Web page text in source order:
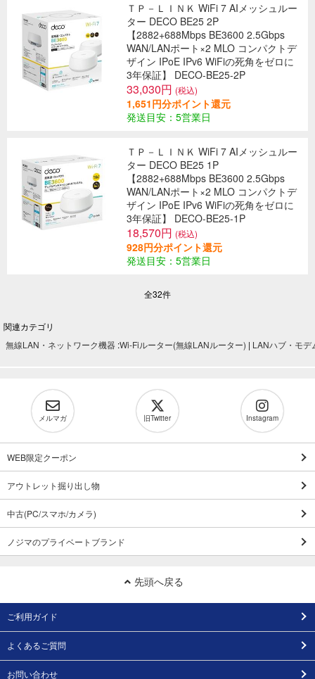
ＴＰ－ＬＩＮＫ WiFi 7 AIメッシュルー
ター DECO BE25 2P
【2882+688Mbps BE3600 2.5Gbps
WAN/LANポート×2 MLO コンパクトデ
ザイン IPoE IPv6 WiFiの死角をゼロに
3年保証】 DECO-BE25-2P
33,030円 (税込)
1,651円分ポイント還元
発送目安：5営業日
ＴＰ－ＬＩＮＫ WiFi 7 AIメッシュルー
ター DECO BE25 1P
【2882+688Mbps BE3600 2.5Gbps
WAN/LANポート×2 MLO コンパクトデ
ザイン IPoE IPv6 WiFiの死角をゼロに
3年保証】 DECO-BE25-1P
18,570円 (税込)
928円分ポイント還元
発送目安：5営業日
全32件
関連カテゴリ
無線LAN・ネットワーク機器 :Wi-Fiルーター(無線LANルーター) | LANハブ・モデ
メルマガ 旧Twitter Instagram
WEB限定クーポン
アウトレット掘り出し物
中古(PC/スマホ/カメラ)
ノジマのプライベートブランド
先頭へ戻る
ご利用ガイド
よくあるご質問
お問い合わせ